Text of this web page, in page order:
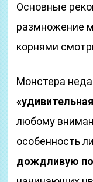
Основные
размножение
корнями
Монстера
любому
особенность
дождливую